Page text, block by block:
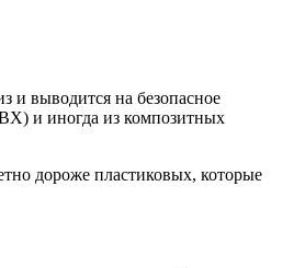
и выводится на безопасное
и иногда из композитных
дороже пластиковых, которые